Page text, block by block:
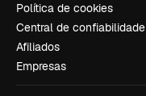
Política de cookies
Central de confiabilidade
Afiliados
Empresas